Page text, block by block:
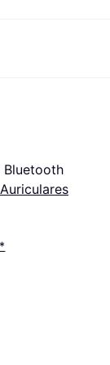
categorías
Bluetooth
Auriculares